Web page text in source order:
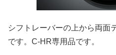
シフトレーバーの上から両面
です。C-HR専用品です。